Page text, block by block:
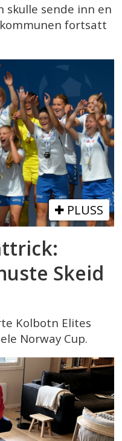
skulle sende inn en
fortsatt
PLUSS
Skeid
Kolbotn Elites
Norway Cup.